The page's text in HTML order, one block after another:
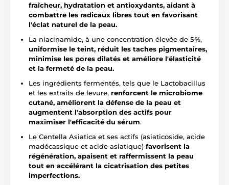
fraîcheur, hydratation et antioxydants, aidant à
combattre les radicaux libres tout en favorisant
l'éclat naturel de la peau.
La niacinamide, à une concentration élevée de 5 %,
uniformise le teint, réduit les taches pigmentaires,
minimise les pores dilatés et améliore l'élasticité
et la fermeté de la peau.
Les ingrédients fermentés, tels que le Lactobacillus
et les extraits de levure, renforcent le microbiome
cutané, améliorent la défense de la peau et
augmentent l'absorption des actifs pour
maximiser l'efficacité du sérum.
Le Centella Asiatica et ses actifs (asiaticoside, acide
madécassique et acide asiatique) favorisent la
régénération, apaisent et raffermissent la peau
tout en accélérant la cicatrisation des petites
imperfections.